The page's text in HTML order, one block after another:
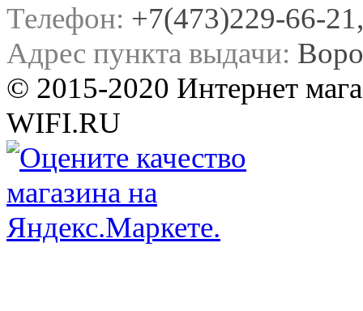
Телефон: +7(473)229-66-
Адрес пункта выдачи:
© 2015-2020 Интернет
WIFI.RU